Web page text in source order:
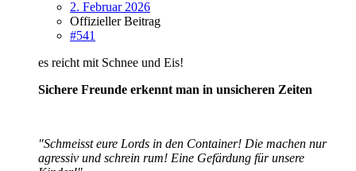
2. Februar 2026
Offizieller Beitrag
#541
es reicht mit Schnee und Eis!
Sichere Freunde erkennt man in unsicheren Zeiten
"Schmeisst eure Lords in den Container! Die machen nur
agressiv und schrein rum! Eine Gefärdung für unsere